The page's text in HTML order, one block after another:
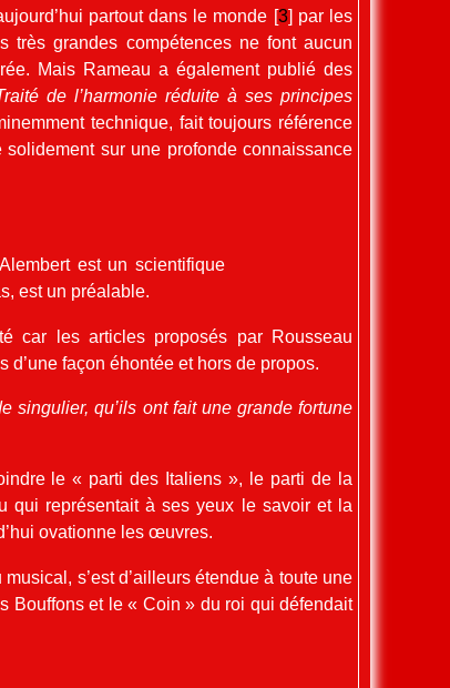
partout dans le monde [3]par les
très grandes compétences ne font aucun
Mais Rameau a également publié des
de l’harmonie réduite à ses principes
technique, fait toujours référence
sur une profonde connaissance
est un scientifique
est un préalable.
car les articles proposés par Rousseau
façon éhontée et hors de propos.
singulier, qu’ils ont fait une grande fortune
le « parti des Italiens », le parti de la
qui représentait à ses yeux le savoir et la
ovationne les œuvres.
s’est d’ailleurs étendue à toute une
Bouffons et le « Coin » du roi qui défendait